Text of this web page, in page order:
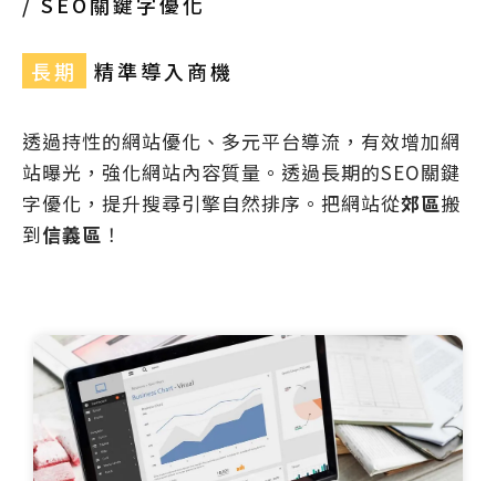
長期 精準導入商機
透過持性的網站優化、多元平台導流，有效增加網
站曝光，強化網站內容質量。透過長期的SEO關鍵
字優化，提升搜尋引擎自然排序。把網站從郊區搬
到信義區 ！